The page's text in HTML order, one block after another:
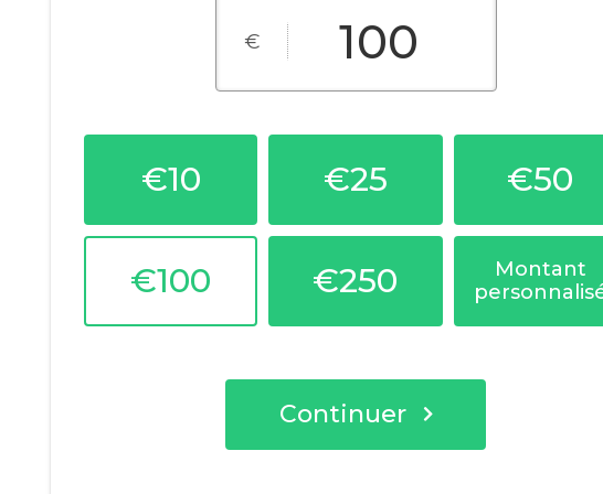
€
€10 €25 €50
€100 €250
Montant
Continuer